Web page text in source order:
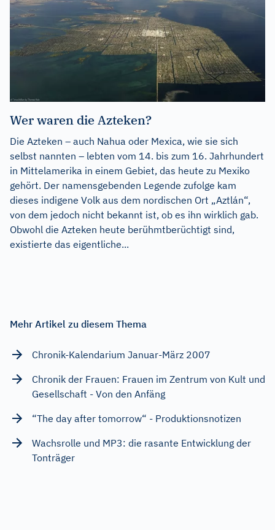
Wer waren die Azteken?
Die Azteken – auch Nahua oder Mexica, wie sie sich
selbst nannten – lebten vom 14. bis zum 16. Jahrhundert
in Mittelamerika in einem Gebiet, das heute zu Mexiko
gehört. Der namensgebenden Legende zufolge kam
dieses indigene Volk aus dem nordischen Ort „Aztlán“,
von dem jedoch nicht bekannt ist, ob es ihn wirklich gab.
Obwohl die Azteken heute berühmtberüchtigt sind,
existierte das eigentliche...
Mehr Artikel zu diesem Thema
Chronik-Kalendarium Januar-März 2007
Chronik der Frauen: Frauen im Zentrum von Kult und
Gesellschaft - Von den Anfäng
“The day after tomorrow“ - Produktionsnotizen
Wachsrolle und MP3: die rasante Entwicklung der
Tonträger